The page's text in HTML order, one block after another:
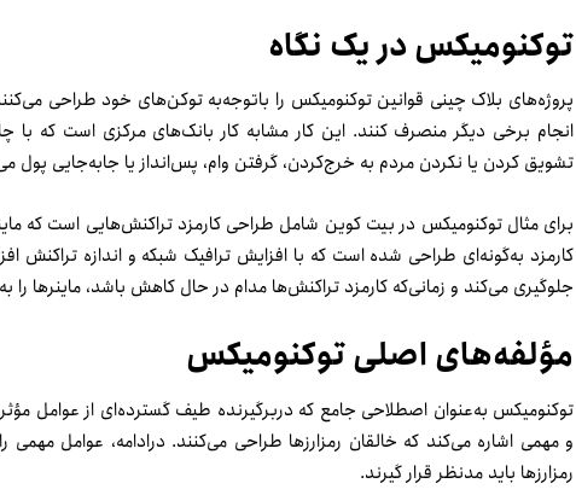
توکنومیکس در یک نگاه
پروژه‌های بلاک چینی قوانین توکنومیکس را با‌توجه‌به توکن‌های خود طراحی می‌کنند
انجام برخی دیگر منصرف کنند. این کار مشابه کار بانک‌های مرکزی است که با
تشویق کردن یا نکردن مردم به خرج‌کردن، گرفتن وام‌، پس‌‎انداز یا جابه‌جایی پول می‌شوند.
برای مثال توکنومیکس در بیت کوین شامل طراحی کارمزد تراکنش‌هایی است که
کارمزد به‌گونه‌ای طراحی شده است که با افزایش ترافیک شبکه و اندازه تراکنش
جلوگیری می‌کند و زمانی‌که کارمزد تراکنش‌ها مدام در حال کاهش باشد، ماینرها را
مؤلفه‌های اصلی توکنومیکس
توکنومیکس به‌عنوان اصطلاحی جامع که دربرگیرنده طیف گسترده‌ای از عوامل
و مهمی اشاره می‌کند که خالقان رمزارزها طراحی می‌کنند. در‌ادامه، عوامل
رمزارزها باید مدنظر قرار گیرند.